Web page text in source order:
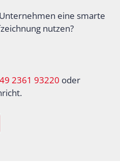
eine smarte
nutzen?
2361 93220 oder